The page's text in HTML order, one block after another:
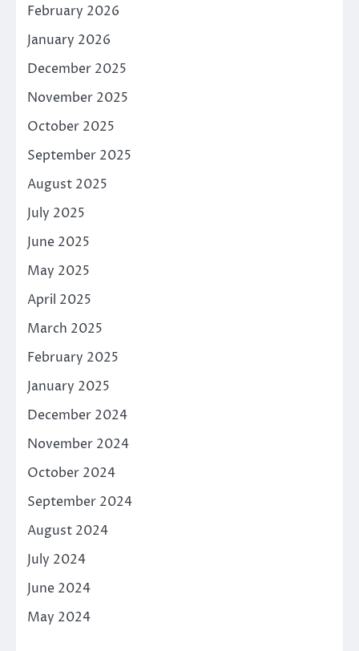
February 2026
January 2026
December 2025
November 2025
October 2025
September 2025
August 2025
July 2025
June 2025
May 2025
April 2025
March 2025
February 2025
January 2025
December 2024
November 2024
October 2024
September 2024
August 2024
July 2024
June 2024
May 2024